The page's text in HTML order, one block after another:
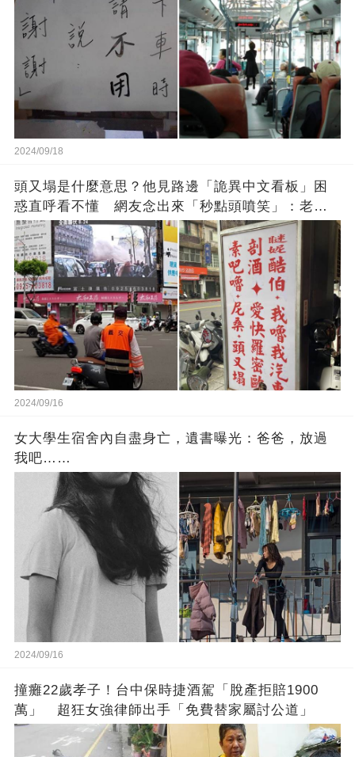
2024/09/18
頭又塌是什麼意思？他見路邊「詭異中文看板」困
惑直呼看不懂 網友念出來「秒點頭噴笑」：老一
輩的智慧
2024/09/16
女大學生宿舍內自盡身亡，遺書曝光：爸爸，放過
我吧……
2024/09/16
撞癱22歲孝子！台中保時捷酒駕「脫產拒賠1900
萬」 超狂女強律師出手「免費替家屬討公道」